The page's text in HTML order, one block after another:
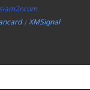
|XMSignal